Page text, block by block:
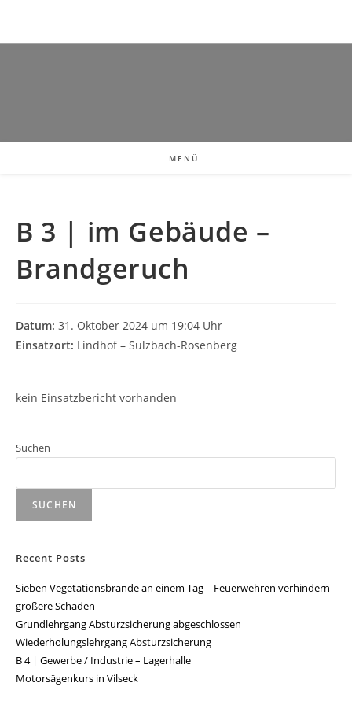
MENÜ
B 3 | im Gebäude –
Brandgeruch
Datum: 31. Oktober 2024 um 19:04 Uhr
Einsatzort: Lindhof – Sulzbach-Rosenberg
kein Einsatzbericht vorhanden
Suchen
SUCHEN
Recent Posts
Sieben Vegetationsbrände an einem Tag – Feuerwehren verhindern
größere Schäden
Grundlehrgang Absturzsicherung abgeschlossen
Wiederholungslehrgang Absturzsicherung
B 4 | Gewerbe / Industrie – Lagerhalle
Motorsägenkurs in Vilseck